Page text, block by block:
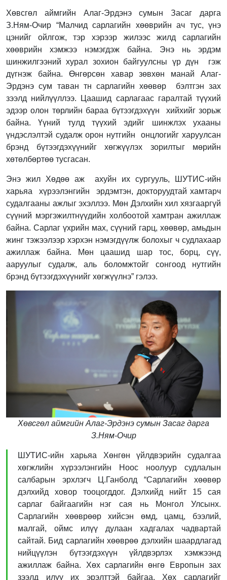
Хөвсгөл аймгийн Алаг-Эрдэнэ сумын Засаг дарга
З.Ням-Очир “Малчид сарлагийн хөөврийн ач тус, үнэ
цэнийг ойлгож, тэр хэрээр жилээс жилд сарлагийн
хөөврийн хэмжээ нэмэгдэж байна. Энэ нь эрдэм
шинжилгээний хурал зохион байгуулсны үр дүн гэж
дүгнэж байна. Өнгөрсөн хавар зөвхөн манай Алаг-
Эрдэнэ сум таван тн сарлагийн хөөвөр бэлтгэн зах
зээлд нийлүүллээ. Цаашид сарлагаас гаралтай түүхий
эдээр олон төрлийн бараа бүтээгдэхүүн хийхийг зорьж
байна. Үүний тулд түүхий эдийг шинжлэх ухааны
үндэслэлтэй судалж орон нутгийн онцлогийг харуулсан
брэнд бүтээгдэхүүнийг хөгжүүлэх зорилтыг мөрийн
хөтөлбөртөө тусгасан.
Энэ жил Хөдөө аж ахуйн их сургууль, ШУТИС-ийн
харьяа хүрээлэнгийн эрдэмтэн, докторуудтай хамтарч
судалгааны ажлыг эхэллээ. Мөн Дэлхийн хил хязгааргүй
сүүний мэргэжилтнүүдийн холбоотой хамтран ажиллаж
байна. Сарлаг үхрийн мах, сүүний гарц, хөөвөр, амьдын
жинг тэжээлээр хэрхэн нэмэгдүүлж болохыг ч судлахаар
ажиллаж байна. Мөн цаашид шар тос, борц, сүү,
ааруулыг судалж, аль боломжтойг сонгоод нутгийн
брэнд бүтээгдэхүүнийг хөгжүүлнэ” гэлээ.
Хөвсгөл аймгийн Алаг-Эрдэнэ сумын Засаг дарга
З.Ням-Очир
ШУТИС-ийн харьяа Хөнгөн үйлдвэрийн судалгаа
хөгжлийн хүрээлэнгийн Ноос ноолуур судлалын
салбарын эрхлэгч Ц.Ганболд “Сарлагийн хөөвөр
дэлхийд ховор тооцогддог. Дэлхийд нийт 15 сая
сарлаг байгаагийн нэг сая нь Монгол Улсынх.
Сарлагийн хөөврөөр хийсэн өмд, цамц, бээлий,
малгай, оймс илүү дулаан хадгалах чадвартай
сайтай. Бид сарлагийн хөөврөө дэлхийн шаардлагад
нийцүүлэн бүтээгдэхүүн үйлдвэрлэх хэмжээнд
ажиллаж байна. Хөх сарлагийн өнгө Европын зах
зээлд илүү их эрэлттэй байгаа. Хөх сарлагийг